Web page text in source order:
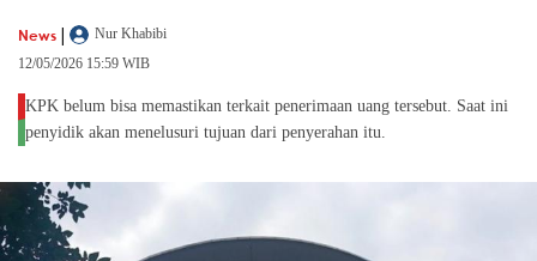
News |
Nur Khabibi
12/05/2026 15:59 WIB
KPK belum bisa memastikan terkait penerimaan uang tersebut. Saat ini
penyidik akan menelusuri tujuan dari penyerahan itu.